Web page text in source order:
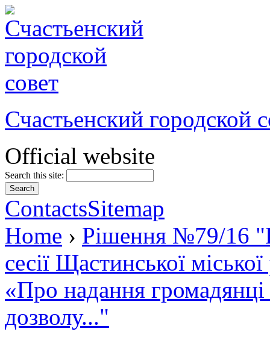
Счастьенский городской
Official website
Search this site:
ContactsSitemap
Home › Рішення №79/16
сесії Щастинської
«Про надання громадянці
дозволу..."